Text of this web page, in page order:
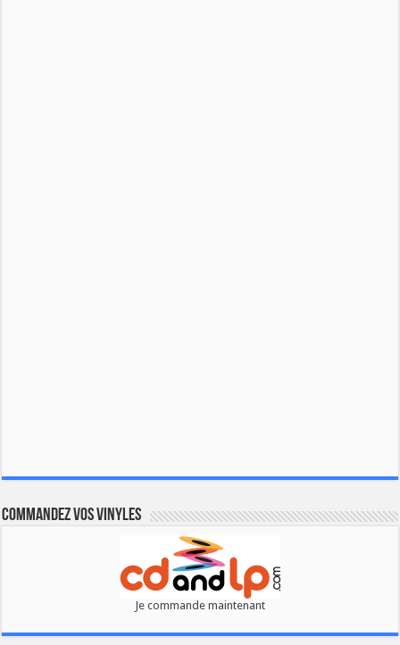
Commandez vos vinyles
Je commande maintenant